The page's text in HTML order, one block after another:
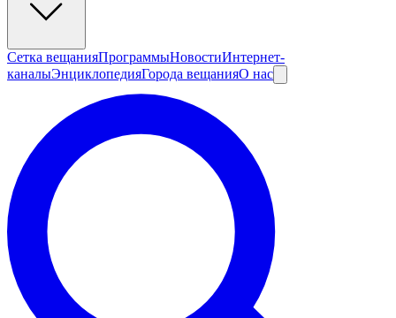
Сетка вещанияПрограммыНовостиИнтернет-
каналыЭнциклопедияГорода вещанияО нас